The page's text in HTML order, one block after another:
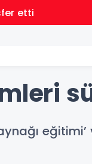
etti